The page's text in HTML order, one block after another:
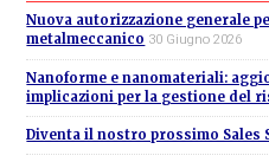
Nuova autorizzazione generale
metalmeccanico 30 Giugno 2026
Nanoforme e nanomateriali:
implicazioni per la gestione del
Diventa il nostro prossimo Sales